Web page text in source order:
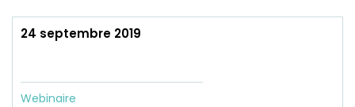
24 septembre 2019
Webinaire